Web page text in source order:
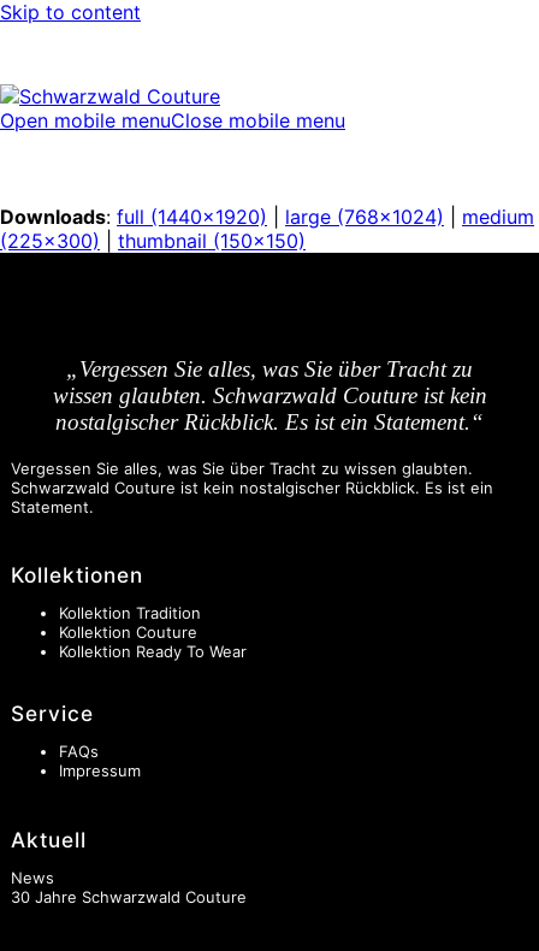
Skip to content
Open mobile menuClose mobile menu
Downloads: full (1440x1920) large (768x1024)
medium
(225x300)
thumbnail (150x150)
„Vergessen Sie alles, was Sie über Tracht zu
wissen glaubten. Schwarzwald Couture ist kein
nostalgischer Rückblick. Es ist ein Statement.“
Vergessen Sie alles, was Sie über Tracht zu wissen glaubten.
Schwarzwald Couture ist kein nostalgischer Rückblick. Es ist ein
Statement.
Kollektionen
Kollektion Tradition
Kollektion Couture
Kollektion Ready To Wear
Service
FAQs
Impressum
Aktuell
News
30 Jahre Schwarzwald Couture